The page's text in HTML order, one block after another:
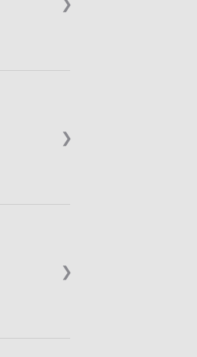
❯
❯
❯